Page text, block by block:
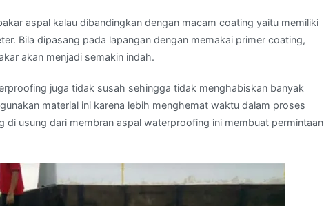
aspal kalau dibandingkan dengan macam coating yaitu memiliki
Bila dipasang pada lapangan dengan memakai primer coating,
akan menjadi semakin indah.
juga tidak susah sehingga tidak menghabiskan banyak
material ini karena lebih menghemat waktu dalam proses
di usung dari membran aspal waterproofing ini membuat permintaan